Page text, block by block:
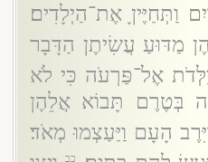
אֶת־הַיְלָדִים׃
מַדּוּעַ עֲשִׂיתֶן הַדָּבָר
אֶל־פַּרְעֹה כִּי לֹא
בְּטֶרֶם תָּבוֹא אֲלֵהֶן
הָעָם וַיַּעַצְמוּ מְאֹד׃
כב